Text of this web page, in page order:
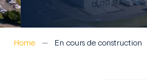
Home En cours de construction